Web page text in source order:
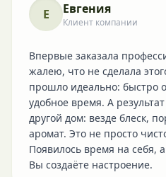
Е Евгения
Клиент компании
Впервые заказала
жалею, что не сделала
прошло идеально: быстро
удобное время. А
другой дом: везде блеск,
аромат. Это не просто
Появилось время на себя,
Вы создаёте настроение.